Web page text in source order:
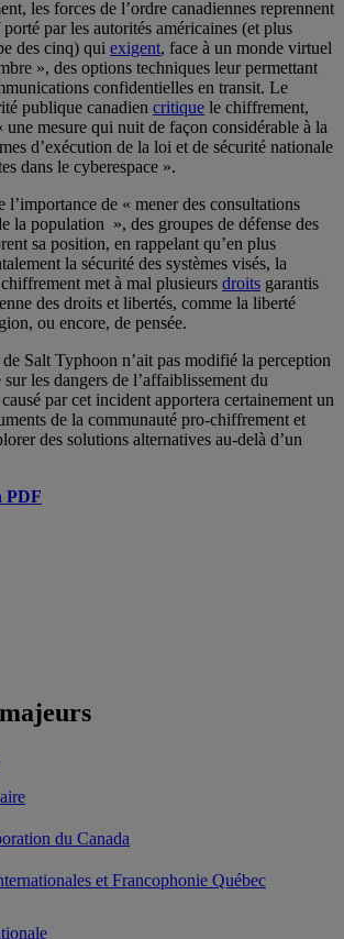
les forces de l’ordre canadiennes reprennent
par les autorités américaines (et plus
des cinq) qui exigent, face à un monde virtuel
», des options techniques leur permettant
confidentielles en transit. Le
publique canadien critique le chiffrement,
une mesure qui nuit de façon considérable à la
d’exécution de la loi et de sécurité nationale
dans le cyberespace ».
l’importance de « mener des consultations
la population », des groupes de défense des
sa position, en rappelant qu’en plus
la sécurité des systèmes visés, la
met à mal plusieurs droits garantis
des droits et libertés, comme la liberté
ou encore, de pensée.
Salt Typhoon n’ait pas modifié la perception
les dangers de l’affaiblissement du
par cet incident apportera certainement un
de la communauté pro-chiffrement et
des solutions alternatives au-delà d’un
PDF